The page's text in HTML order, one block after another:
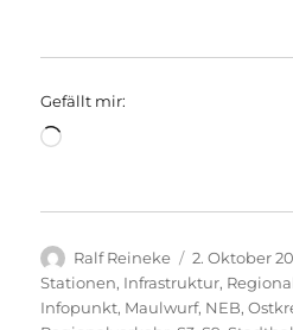
Gefällt mir:
Wird
Autor
Ralf Reineke
am
2. Oktober
Stationen, Infrastruktur,
Infopunkt, Maulwurf, NEB,